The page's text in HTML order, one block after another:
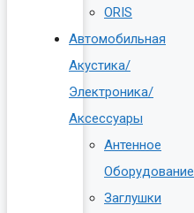
ORIS
Автомобильная
Акустика/
Электроника/
Аксессуары
Антенное
Оборудование
Заглушки